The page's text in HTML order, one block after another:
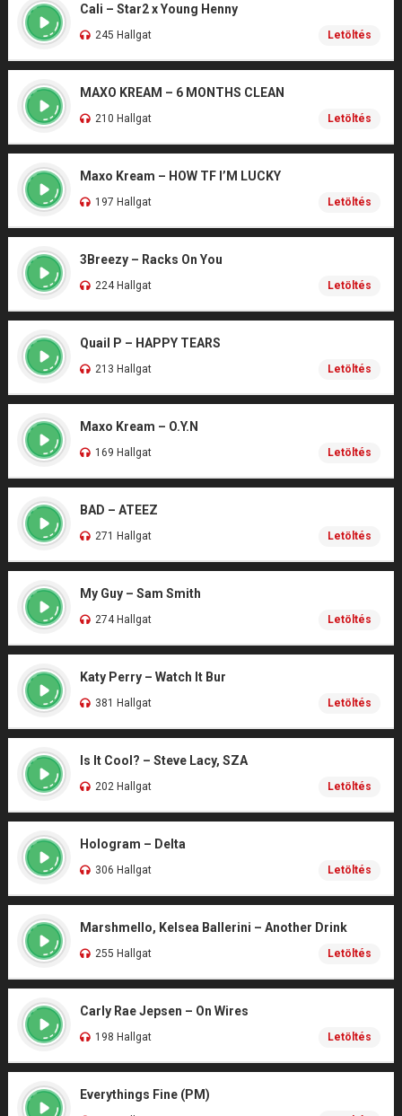
Cali – Star2 x Young Henny
245 Hallgat Letöltés
MAXO KREAM – 6 MONTHS CLEAN
210 Hallgat Letöltés
Maxo Kream – HOW TF I’M LUCKY
197 Hallgat Letöltés
3Breezy – Racks On You
224 Hallgat Letöltés
Quail P – HAPPY TEARS
213 Hallgat Letöltés
Maxo Kream – O.Y.N
169 Hallgat Letöltés
BAD – ATEEZ
271 Hallgat Letöltés
My Guy – Sam Smith
274 Hallgat Letöltés
Katy Perry – Watch It Bur
381 Hallgat Letöltés
Is It Cool? – Steve Lacy, SZA
202 Hallgat Letöltés
Hologram – Delta
306 Hallgat Letöltés
Marshmello, Kelsea Ballerini – Another Drink
255 Hallgat Letöltés
Carly Rae Jepsen – On Wires
198 Hallgat Letöltés
Everythings Fine (PM)